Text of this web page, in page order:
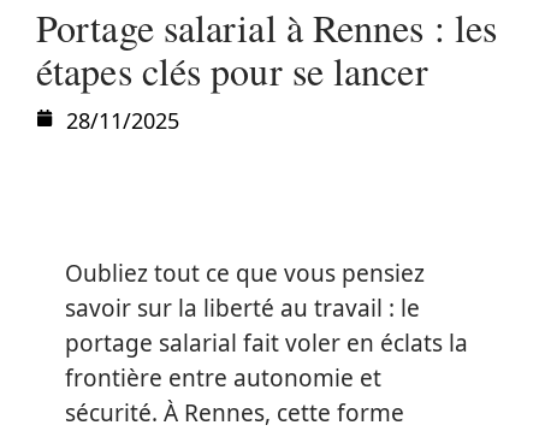
Portage salarial à Rennes : les
étapes clés pour se lancer
28/11/2025
Oubliez tout ce que vous pensiez
savoir sur la liberté au travail : le
portage salarial fait voler en éclats la
frontière entre autonomie et
sécurité. À Rennes, cette forme